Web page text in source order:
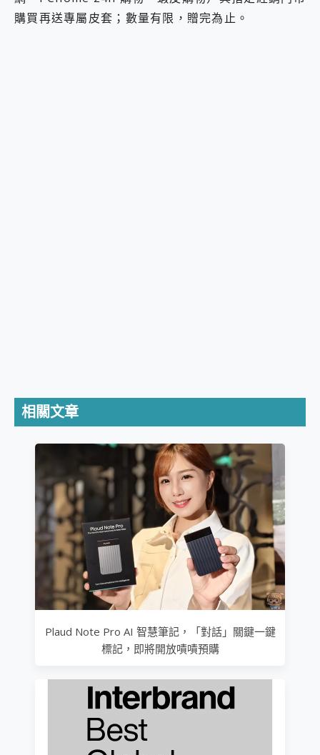
購買再送專屬皮套；數量有限，贈完為止。
相關文章
Plaud Note Pro AI 智慧筆記，「對話」關鍵一鍵
標記，即將開放嘖嘖預購